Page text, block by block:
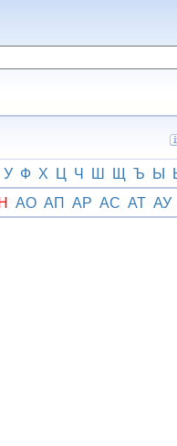
У Ф Х Ц Ч Ш Щ Ъ Ы
АО АП АР АС АТ АУ